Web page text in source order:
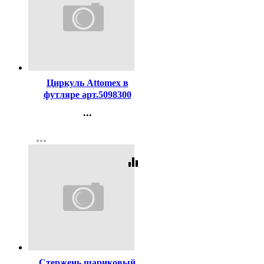
Циркуль Attomex в
футляре арт.5098300
...
Регистрация
more_horiz
equalizer